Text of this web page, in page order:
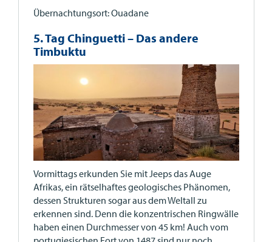
Übernachtungsort: Ouadane
5. Tag Chinguetti – Das andere
Timbuktu
Vormittags erkunden Sie mit Jeeps das Auge
Afrikas, ein rätselhaftes geologisches Phänomen,
dessen Strukturen sogar aus dem Weltall zu
erkennen sind. Denn die konzentrischen Ringwälle
haben einen Durchmesser von 45 km! Auch vom